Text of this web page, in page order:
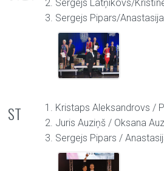
2. Sergejs Latņikovs/
3. Sergejs Pipars/
ST
1. Kristaps Aleksandrovs /
2. Juris Auziņš / Oksana
3. Sergejs Pipars /